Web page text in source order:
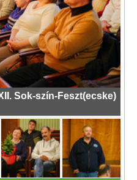
Sok-szín-Feszt(ecske)